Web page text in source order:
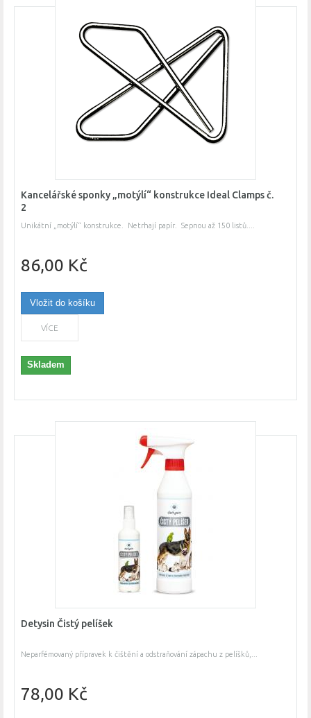
Kancelářské sponky „motýlí“ konstrukce Ideal Clamps č.
2
Unikátní „motýlí“ konstrukce. Netrhají papír. Sepnou až 150 listů....
86,00 Kč
Vložit do košíku
VÍCE
Skladem
Detysin Čistý pelíšek
Neparfémovaný přípravek k čištění a odstraňování zápachu z pelíšků,...
78,00 Kč